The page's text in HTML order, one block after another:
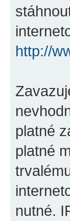
http://
platné
platné
nutné.